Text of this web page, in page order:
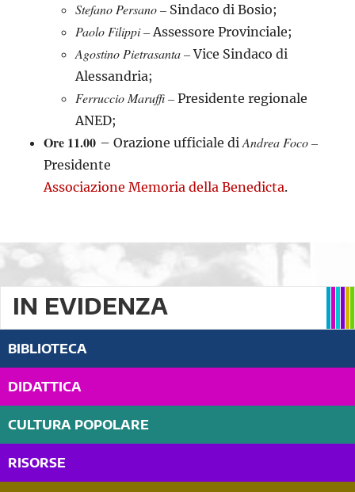
Stefano Persano – Sindaco di Bosio;
Paolo Filippi –Assessore Provinciale;
Agostino Pietrasanta –Vice Sindaco di
Alessandria;
Ferruccio Maruffi – Presidente regionale
ANED;
Ore 11.00 – Orazione ufficiale diAndrea Foco –
Presidente
Associazione Memoria della Benedicta.
IN EVIDENZA
BIBLIOTECA
DIDATTICA
CULTURA POPOLARE
RISORSE